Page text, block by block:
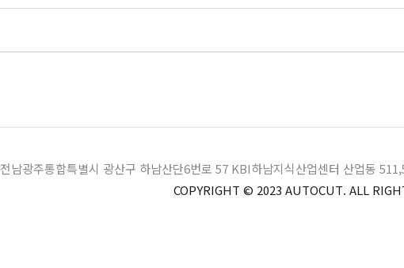
전남광주통합특별시 광산구 하남산단6번로 57 KBI하남지식산업센터 산업동
COPYRIGHT © 2023 AUTOCUT. ALL